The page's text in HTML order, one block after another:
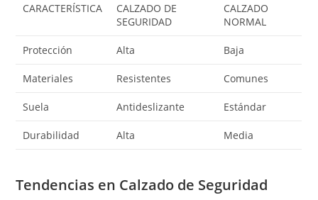
CARACTERÍSTICA
CALZADO DE
SEGURIDAD
CALZADO
NORMAL
Protección Alta Baja
Materiales Resistentes Comunes
Suela Antideslizante Estándar
Durabilidad Alta Media
Tendencias en Calzado de Seguridad